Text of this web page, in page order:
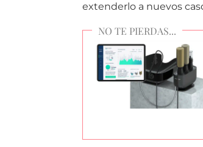
extenderlo a nuevos